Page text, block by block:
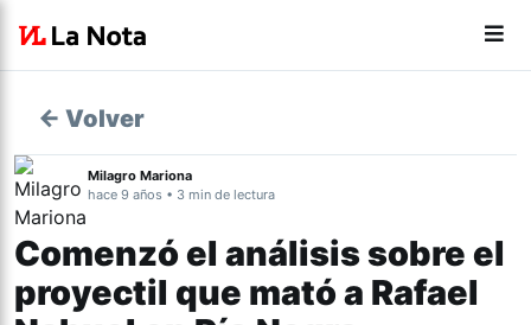
← Volver
Milagro Mariona
hace 9 años • 3 min de lectura
Comenzó el análisis sobre el
proyectil que mató a Rafael